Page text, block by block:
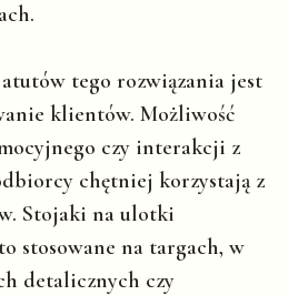
tego rozwiązania jest
klientów. Możliwość
czy interakcji z
chętniej korzystają z
Stojaki na ulotki
stosowane na targach, w
detalicznych czy